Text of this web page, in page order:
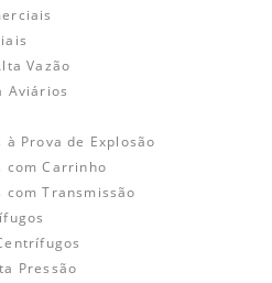
Vazão
Aviários
Prova de Explosão
com Carrinho
com Transmissão
Pressão